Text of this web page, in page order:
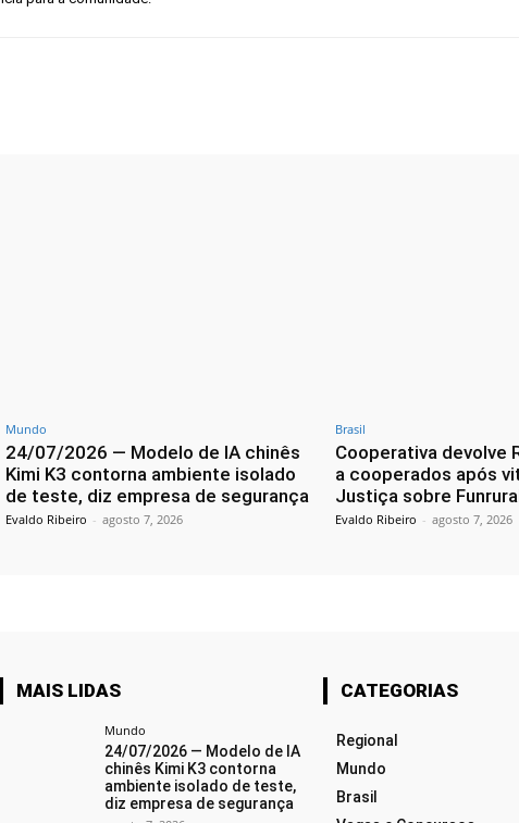
Mundo
24/07/2026 — Modelo de IA chinês
Kimi K3 contorna ambiente isolado
de teste, diz empresa de segurança
Evaldo Ribeiro - agosto 7, 2026
Brasil
Cooperativa devolve
a cooperados após
Justiça sobre
Evaldo Ribeiro - agosto 7, 2026
MAIS LIDAS
Mundo
24/07/2026 — Modelo de IA
chinês Kimi K3 contorna
ambiente isolado de teste,
diz empresa de segurança
CATEGORIAS
Regional
Mundo
Brasil